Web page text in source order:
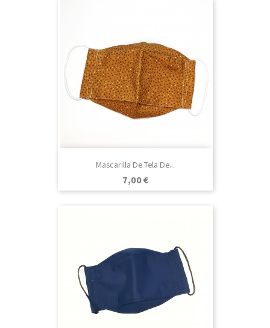
Mascarilla De Tela De...
Precio
7,00 €